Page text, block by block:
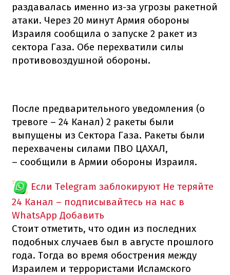
раздавалась именно из-за угрозы ракетной
атаки. Через 20 минут Армия обороны
Израиля сообщила о запуске 2 ракет из
сектора Газа. Обе перехватили силы
противовоздушной обороны.
После предварительного уведомления (о
тревоге – 24 Канал) 2 ракеты были
выпущены из Сектора Газа. Ракеты были
перехвачены силами ПВО ЦАХАЛ,
– сообщили в Армии обороны Израиля.
Если Telegram заблокируют Не теряйте
24 Канал – подписывайтесь на нас в
WhatsApp Добавить
Стоит отметить, что один из последних
подобных случаев был в августе прошлого
года. Тогда во время обострения между
Израилем и террористами Исламского